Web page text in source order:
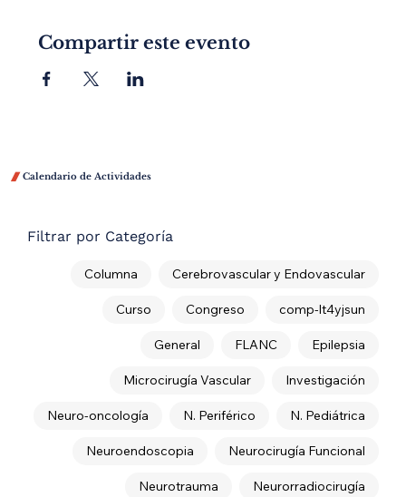
Filtrar por Categoría
Cerebrovascular y Endovascular
Columna
comp-lt4yjsun
Congreso
Curso
Epilepsia
FLANC
General
Investigación
Microcirugía Vascular
N. Pediátrica
N. Periférico
Neuro-oncología
Neurocirugía Funcional
Neuroendoscopia
Neurorradiocirugía
Neurotrauma
 Calendario de Actividades
Compartir este evento